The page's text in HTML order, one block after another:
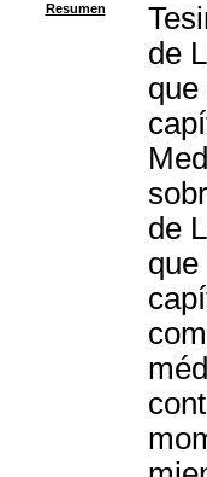
Resumen
de
de